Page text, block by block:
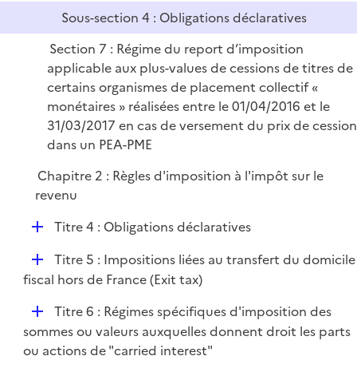
Sous-section 4 : Obligations déclaratives
Section 7 : Régime du report d’imposition
applicable aux plus-values de cessions de titres de
certains organismes de placement collectif «
monétaires » réalisées entre le 01/04/2016 et le
31/03/2017 en cas de versement du prix de cession
dans un PEA-PME
Chapitre 2 : Règles d'imposition à l'impôt sur le
revenu
D
l
r
Titre 4 : Obligations déclaratives
D
é
i
e
Titre 5 : Impositions liées au transfert du domicile
fiscal hors de France (Exit tax)
D
é
p
Titre 6 : Régimes spécifiques d'imposition des
sommes ou valeurs auxquelles donnent droit les parts
ou actions de "carried interest"